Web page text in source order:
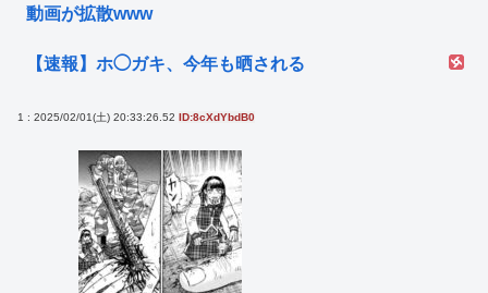
動画が拡散www
【速報】ホ◯ガキ、今年も晒される
1 : 2025/02/01(土) 20:33:26.52 ID:8cXdYbdB0